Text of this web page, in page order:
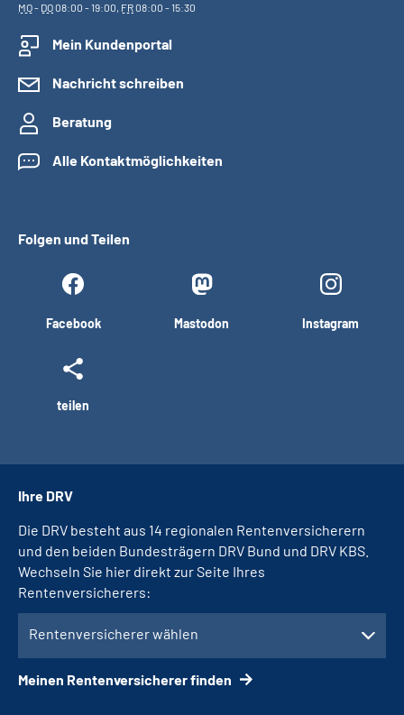
MO- DO08:00 - 19:00, FR08:00 - 15:30
Mein Kundenportal
Nachricht schreiben
Beratung
Alle Kontaktmöglichkeiten
Folgen und Teilen
Facebook Mastodon Instagram
teilen
Ihre DRV
Die DRV besteht aus 14 regionalen Rentenversicherern
und den beiden Bundesträgern DRV Bund und DRV KBS.
Wechseln Sie hier direkt zur Seite Ihres
Rentenversicherers:
Rentenversicherer wählen
Meinen Rentenversicherer finden